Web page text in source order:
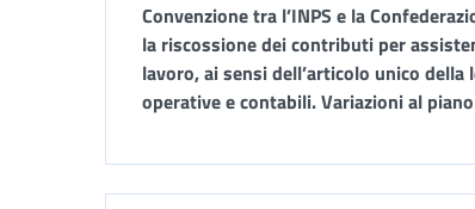
Convenzione tra l’INPS e la
la riscossione dei contributi per
lavoro, ai sensi dell’articolo unico
operative e contabili. Variazioni al